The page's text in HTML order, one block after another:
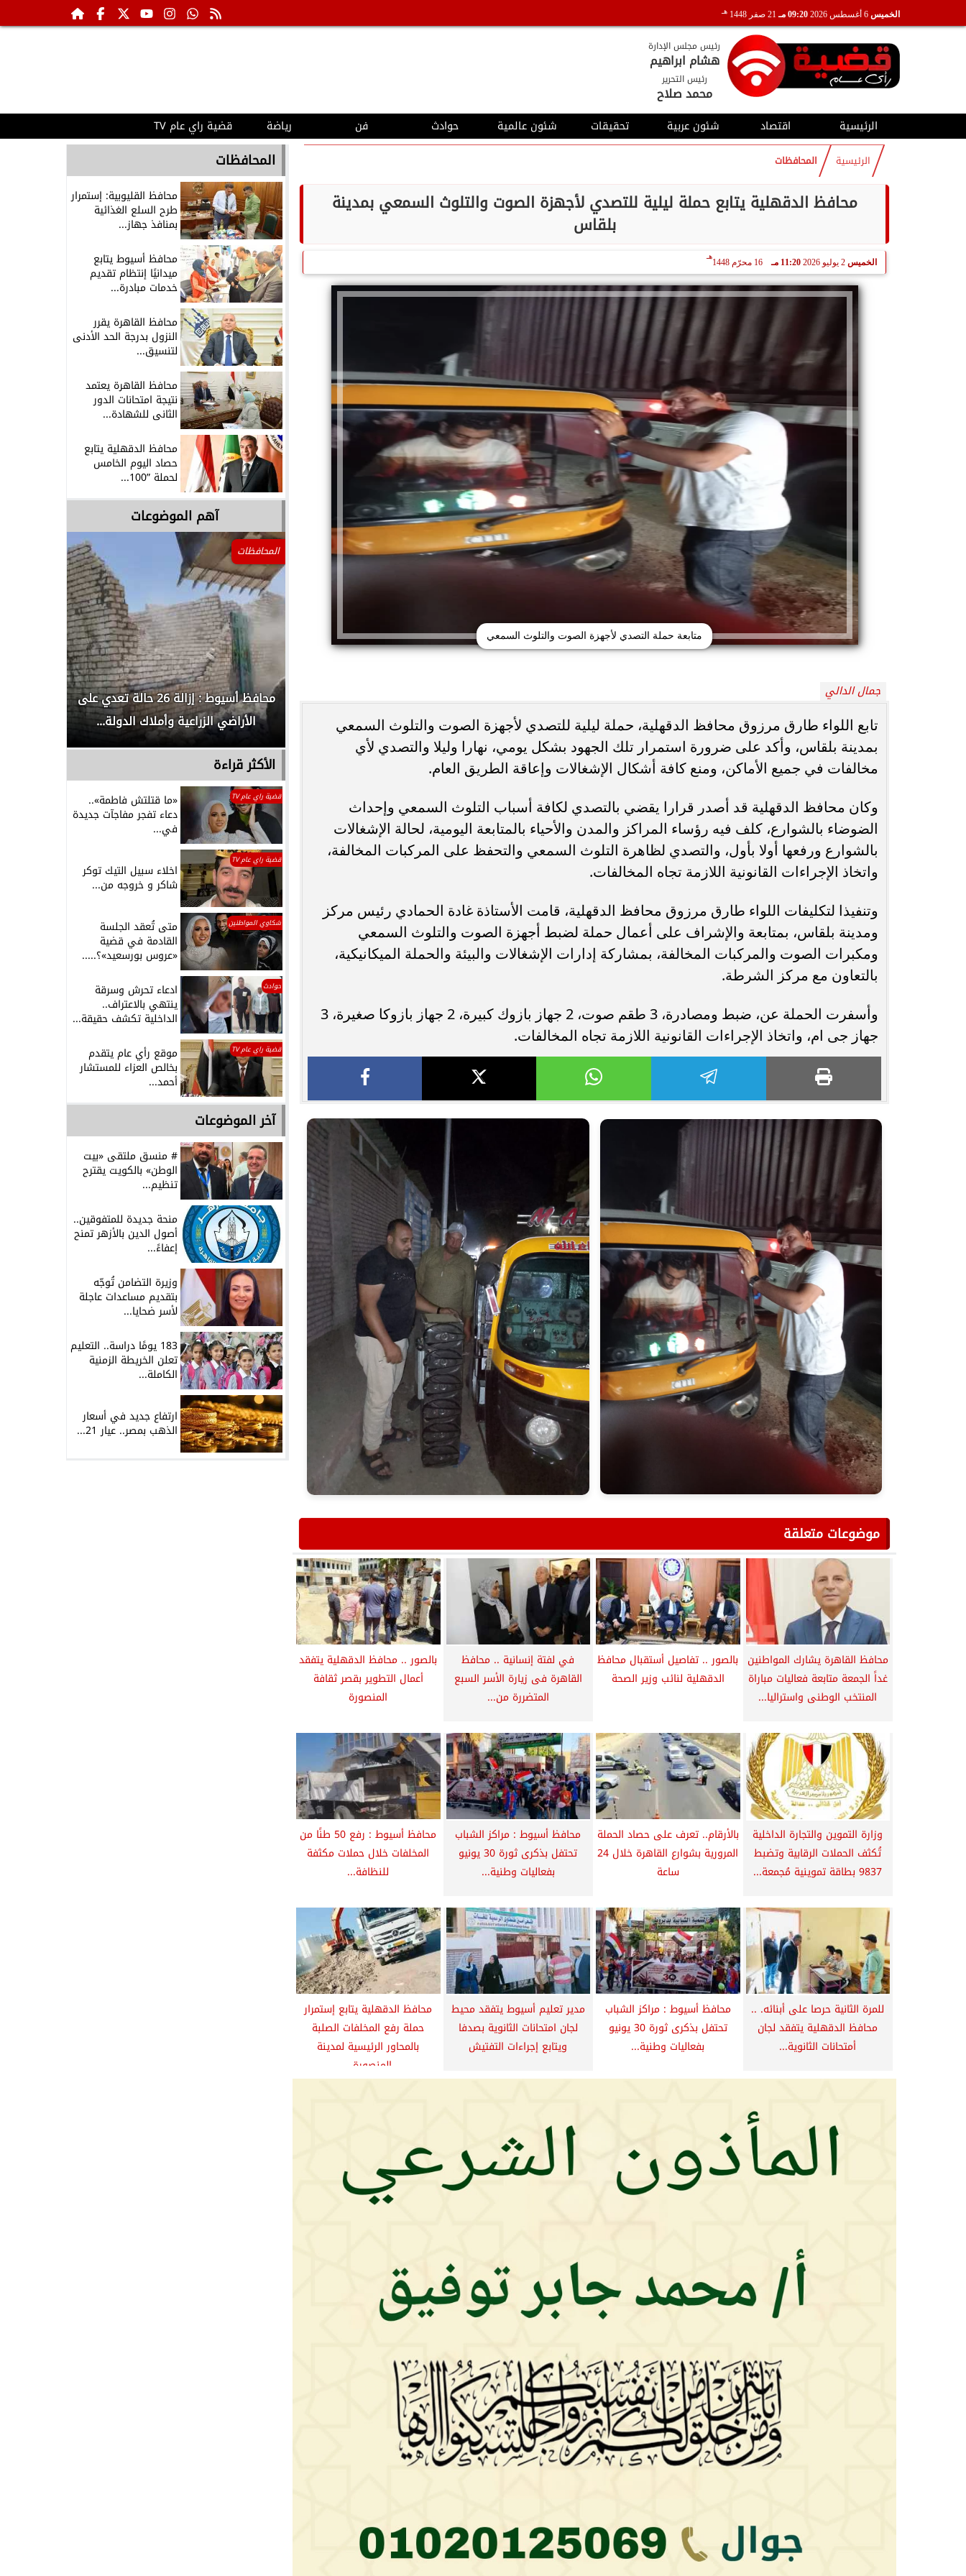
الخميس 09:20 مـ 21 صفر 1448 هـ
رئيس مجلس الإدارة
هشام ابراهيم
رئيس التحرير
محمد صلاح
الرئيسية اقتصاد شئون عربية تحقيقات شئون عالمية حوادث فن رياضة قضية راي عام TV
الرئيسية المحافظات
محافظ الدقهلية يتابع حملة ليلية للتصدي لأجهزة الصوت والتلوث السمعي بمدينة
بلقاس
الخميس 2 يوليو 2026 11:20 مـ 16 محرّم 1448
هـ
متابعة حملة التصدي لأجهزة الصوت والتلوث السمعي
جمال الدالي
تابع اللواء طارق مرزوق محافظ الدقهلية، حملة ليلية للتصدي لأجهزة الصوت والتلوث السمعي
بمدينة بلقاس، وأكد على ضرورة استمرار تلك الجهود بشكل يومي، نهارا وليلا والتصدي لأي
مخالفات في جميع الأماكن، ومنع كافة أشكال الإشغالات وإعاقة الطريق العام.
وكان محافظ الدقهلية قد أصدر قرارا يقضي بالتصدي لكافة أسباب التلوث السمعي وإحداث
الضوضاء بالشوارع، كلف فيه رؤساء المراكز والمدن والأحياء بالمتابعة اليومية، لحالة الإشغالات
بالشوارع ورفعها أولا بأول، والتصدي لظاهرة التلوث السمعي والتحفظ على المركبات المخالفة،
واتخاذ الإجراءات القانونية اللازمة تجاه المخالفات.
وتنفيذا لتكليفات اللواء طارق مرزوق محافظ الدقهلية، قامت الأستاذة غادة الحمادي رئيس مركز
ومدينة بلقاس، بمتابعة والإشراف على أعمال حملة لضبط أجهزة الصوت والتلوث السمعي
ومكبرات الصوت والمركبات المخالفة، بمشاركة إدارات الإشغالات والبيئة والحملة الميكانيكية،
بالتعاون مع مركز الشرطة.
وأسفرت الحملة عن، ضبط ومصادرة، 3 طقم صوت، 2 جهاز بازوك كبيرة، 2 جهاز بازوكا صغيرة، 3
جهاز جى ام، واتخاذ الإجراءات القانونية اللازمة تجاه المخالفات.
موضوعات متعلقة
محافظ القاهرة يشارك المواطنين
غداً الجمعة متابعة فعاليات مباراة
المنتخب الوطنى واستراليا...
بالصور .. تفاصيل أستقبال محافظ
الدقهلية لنائب وزير الصحة
في لفتة إنسانية .. محافظ
القاهرة فى زيارة الأسر السبع
المتضررة من...
بالصور .. محافظ الدقهلية يتفقد
أعمال التطوير بقصر ثقافة
المنصورة
وزارة التموين والتجارة الداخلية
تُكثف الحملات الرقابية وتضبط
9837 بطاقة تموينية مُجمعة...
بالأرقام.. تعرف على حصاد الحملة
المرورية بشوارع القاهرة خلال 24
ساعة
محافظ أسيوط : مراكز الشباب
تحتفل بذكرى ثورة 30 يونيو
بفعاليات وطنية...
محافظ أسيوط : رفع 50 طنًا من
المخلفات خلال حملات مكثفة
للنظافة...
للمرة الثانية حرصا على أبنائه. ..
محافظ الدقهلية يتفقد لجان
أمتحانات الثانوية...
محافظ أسيوط : مراكز الشباب
تحتفل بذكرى ثورة 30 يونيو
بفعاليات وطنية...
مدير تعليم أسيوط يتفقد محيط
لجان امتحانات الثانوية بصدفا
ويتابع إجراءات التفتيش
محافظ الدقهلية يتابع إستمرار
حملة رفع المخلفات الصلبة
بالمحاور الرئيسية لمدينة
المنصورة...
المحافظات
محافظ القليوبية: إستمرار
طرح السلع الغذائية
بمنافذ جهاز...
محافظ أسيوط يتابع
ميدانيًا إنتظام تقديم
خدمات مبادرة...
محافظ القاهرة يقرر
النزول بدرجة الحد الأدنى
لتنسيق...
محافظ القاهرة يعتمد
نتيجة امتحانات الدور
الثانى للشهادة...
محافظ الدقهلية يتابع
حصاد اليوم الخامس
لحملة ”100...
آهم الموضوعات
الإشغالات بحي شرق لإعادة الانضباط
وتحقيق...
رحلت في أثناء أداء رسالتها.. وفاة ممرضة
بمستشفى بني عبيد والأهالي ينعونها
محافظ القاهرة يعتمد جدول إمتحانات الدور
الثاني للعام الدراسي ٢٠٢٥...
المحافظات
محافظ أسيوط : إزالة 26 حالة تعدي على
الأراضي الزراعية وأملاك الدولة...
الأكثر قراءة
قضية راي عام TV «ما قتلتش فاطمة»..
دعاء تفجر مفاجآت جديدة
في...
قضية راي عام TV
اخلاء سبيل التيك توكر
شاكر و خروجه من...
شكاوي المواطنين متى تُعقد الجلسة
القادمة في قضية
«عروس بورسعيد»؟.....
حوادث ادعاء تحرش وسرقة
ينتهي بالاعتراف..
الداخلية تكشف حقيقة...
قضية راي عام TV موقع رأي عام يتقدم
بخالص العزاء للمستشار
أحمد...
آخر الموضوعات
# منسق ملتقى «بيت
الوطن» بالكويت يقترح
تنظيم...
منحة جديدة للمتفوقين..
أصول الدين بالأزهر تمنح
إعفاءً...
وزيرة التضامن تُوجّه
بتقديم مساعدات عاجلة
لأسر ضحايا...
183 يومًا دراسة.. التعليم
تعلن الخريطة الزمنية
الكاملة...
ارتفاع جديد في أسعار
الذهب بمصر.. عيار 21...